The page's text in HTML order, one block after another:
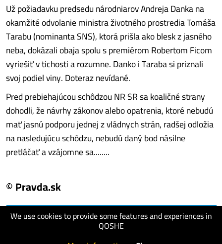
We use cookies to provide some features and experiences in
QOSHE
Už požiadavku predsedu národniarov Andreja Danka na
okamžité odvolanie ministra životného prostredia Tomáša
Tarabu (nominanta SNS), ktorá prišla ako blesk z jasného
neba, dokázali obaja spolu s premiérom Robertom Ficom
vyriešiť v tichosti a rozumne. Danko i Taraba si priznali
svoj podiel viny. Doteraz nevídané.
Pred prebiehajúcou schôdzou NR SR sa koaličné strany
dohodli, že návrhy zákonov alebo opatrenia, ktoré nebudú
mať jasnú podporu jednej z vládnych strán, radšej odložia
na nasledujúcu schôdzu, nebudú daný bod násilne
pretláčať a vzájomne sa........
© Pravda.sk
visit website